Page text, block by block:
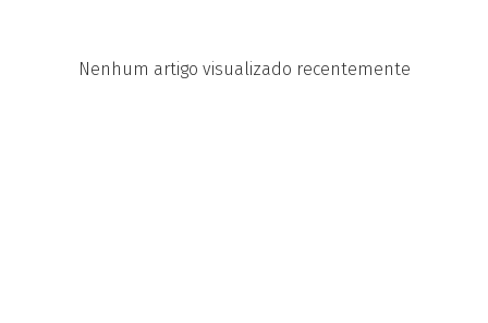
Nenhum artigo visualizado recentemente